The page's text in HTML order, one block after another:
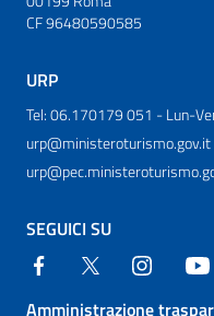
CF 96480590585
URP
Tel: 06.170179 051 - Lun-
urp@ministeroturismo.gov.it
SEGUICI SU
Amministrazione